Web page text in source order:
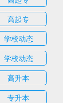
高起专
学校动态
学校动态
高升本
专升本